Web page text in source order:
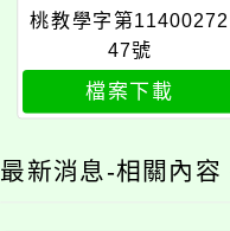
桃教學字第11400272
47號
檔案下載
最新消息-相關內容